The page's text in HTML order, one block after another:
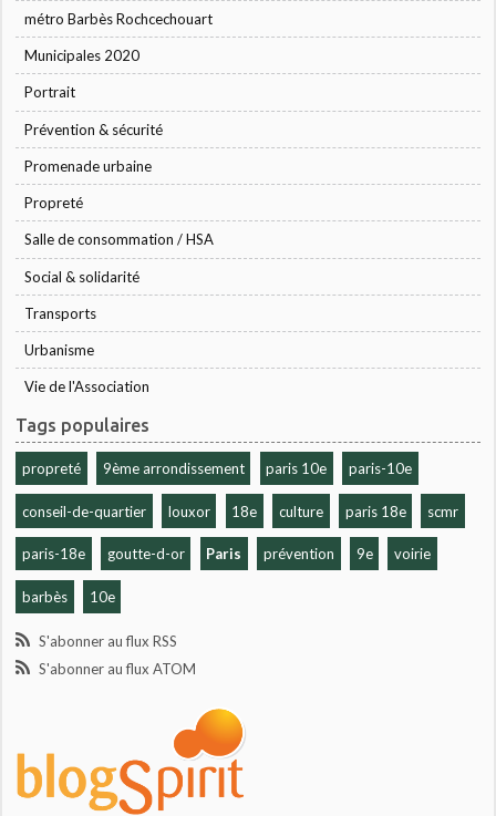
métro Barbès Rochcechouart
Municipales 2020
Portrait
Prévention & sécurité
Promenade urbaine
Propreté
Salle de consommation / HSA
Social & solidarité
Transports
Urbanisme
Vie de l'Association
Tags populaires
propreté 9ème arrondissement paris 10e paris-10e
conseil-de-quartier louxor 18e culture paris 18e scmr
paris-18e goutte-d-or Paris prévention 9e voirie
barbès 10e
S'abonner au flux RSS
S'abonner au flux ATOM